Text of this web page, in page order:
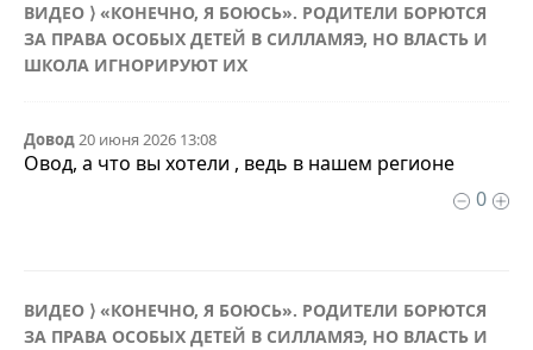
ВИДЕО ⟩ «КОНЕЧНО, Я БОЮСЬ». РОДИТЕЛИ БОРЮТСЯ
ЗА ПРАВА ОСОБЫХ ДЕТЕЙ В СИЛЛАМЯЭ, НО ВЛАСТЬ И
ШКОЛА ИГНОРИРУЮТ ИХ
Довод20 июня 2026 13:08
Овод, а что вы хотели , ведь в нашем регионе
0
ВИДЕО ⟩ «КОНЕЧНО, Я БОЮСЬ». РОДИТЕЛИ БОРЮТСЯ
ЗА ПРАВА ОСОБЫХ ДЕТЕЙ В СИЛЛАМЯЭ, НО ВЛАСТЬ И